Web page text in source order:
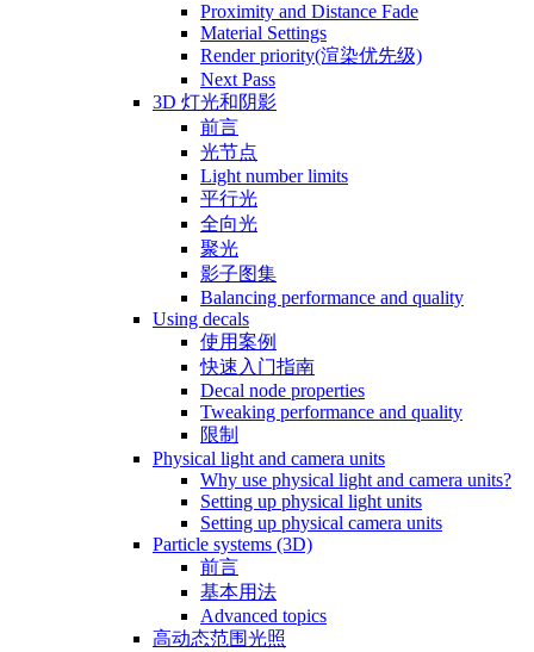
Proximity and Distance Fade
Material Settings
Render priority(渲染优先级)
Next Pass
3D 灯光和阴影
前言
光节点
Light number limits
平行光
全向光
聚光
影子图集
Balancing performance and quality
Using decals
使用案例
快速入门指南
Decal node properties
Tweaking performance and quality
限制
Physical light and camera units
Why use physical light and camera units?
Setting up physical light units
Setting up physical camera units
Particle systems (3D)
前言
基本用法
Advanced topics
高动态范围光照